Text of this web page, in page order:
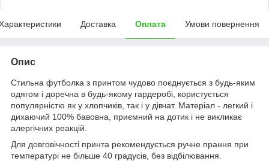
Доставка Оплата Умови повернення
Опис
Стильна футболка з принтом чудово поєднується з будь-яким
одягом і доречна в будь-якому гардеробі, користується
популярністю як у хлопчиків, так і у дівчат. Матеріал - легкий і
дихаючий 100% бавовна, приємний на дотик і не викликає
алергічних реакцій.
Для довговічності принта рекомендується ручне прання при
температурі не більше 40 градусів, без відбілювання.